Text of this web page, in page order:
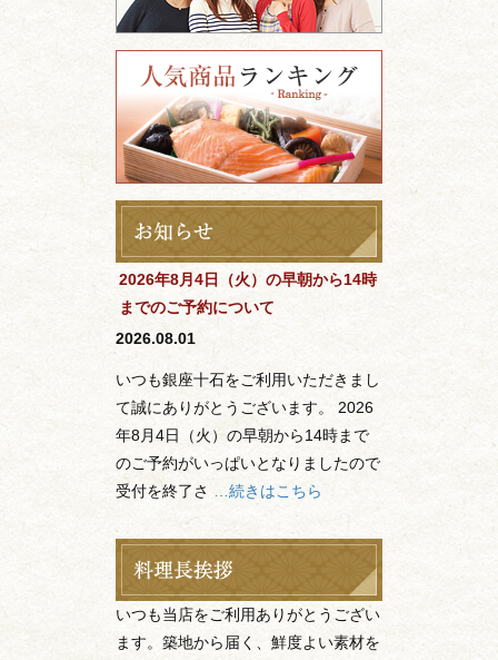
2026年8月4日（火）の早朝から14時
までのご予約について
2026.08.01
いつも銀座十石をご利用いただきまし
て誠にありがとうございます。 2026
年8月4日（火）の早朝から14時まで
のご予約がいっぱいとなりましたので
受付を終了さ …続きはこちら
いつも当店をご利用ありがとうござい
ます。築地から届く、鮮度よい素材を